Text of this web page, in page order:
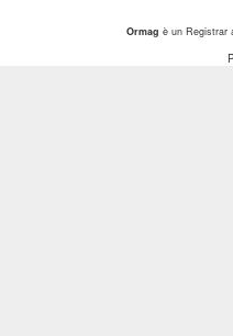
Ormag è un Registrar